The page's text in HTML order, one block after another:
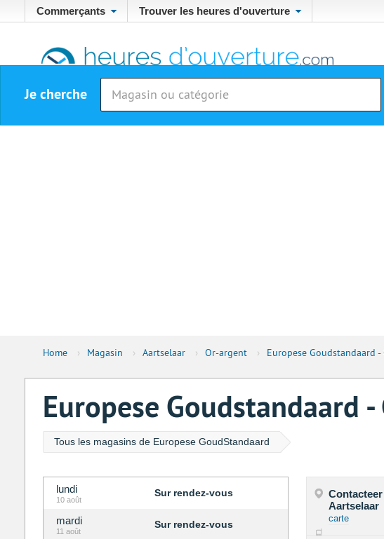
Commerçants Trouver les heures d'ouverture
Je cherche
Home › Magasin › Aartselaar › Or-argent › Europese Goudstandaard
Europese Goudstandaard
Tous les magasins de Europese GoudStandaard
lundi
10 août
Sur rendez-vous
mardi
11 août
Sur rendez-vous
Aartselaar
carte